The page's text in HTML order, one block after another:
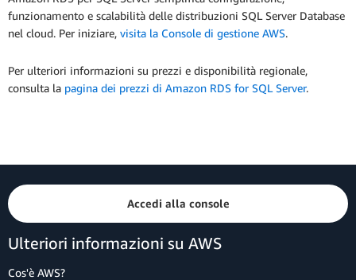
funzionamento e scalabilità delle distribuzioni SQL Server Database
nel cloud. Per iniziare, visita la Console di gestione AWS.
Per ulteriori informazioni su prezzi e disponibilità regionale,
consulta la pagina dei prezzi di Amazon RDS for SQL Server.
Accedi alla console
Ulteriori informazioni su AWS
Cos'è AWS?